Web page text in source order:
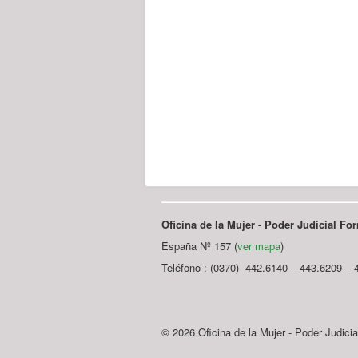
Oficina de la Mujer - Poder Judicial
España Nº 157 (ver mapa)
Teléfono : (0370) 442.6140 – 443.6209 –
© 2026 Oficina de la Mujer - Poder